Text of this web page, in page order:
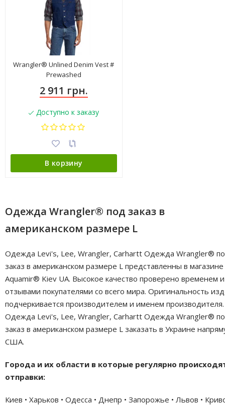
Wrangler® Unlined Denim Vest #
Prewashed
2 911 грн.
Доступно к заказу
В корзину
Одежда Wrangler® под заказ в
американском размере L
Одежда Levi's, Lee, Wrangler, Carhartt Одежда Wrangler®
заказ в американском размере L представленны в магазине
Aquamir® Kiev UA. Высокое качество проверено временем и
отзывами покупателями со всего мира. Оригинальность
подчеркивается производителем и именем производителя.
Одежда Levi's, Lee, Wrangler, Carhartt Одежда Wrangler®
заказ в американском размере L заказать в Украине
США.
Города и их области в которые регулярно
отправки:
Киев • Харьков • Одесса • Днепр • Запорожье • Львов •